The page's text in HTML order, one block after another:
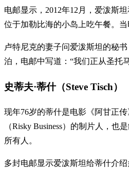
电邮显示，2012年12月，爱泼斯
位于加勒比海的小岛上吃午餐。当
卢特尼克的妻子问爱泼斯坦的秘
泊，电邮中写道：“我们正从圣托
史蒂夫·蒂什（Steve Tisch）
现年76岁的蒂什是电影《阿甘正传
（Risky Business）的制片人，也
所有人。
多封电邮显示爱泼斯坦给蒂什介绍